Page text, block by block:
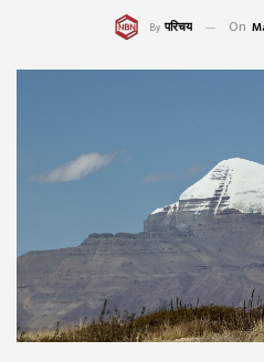
By परिचय On